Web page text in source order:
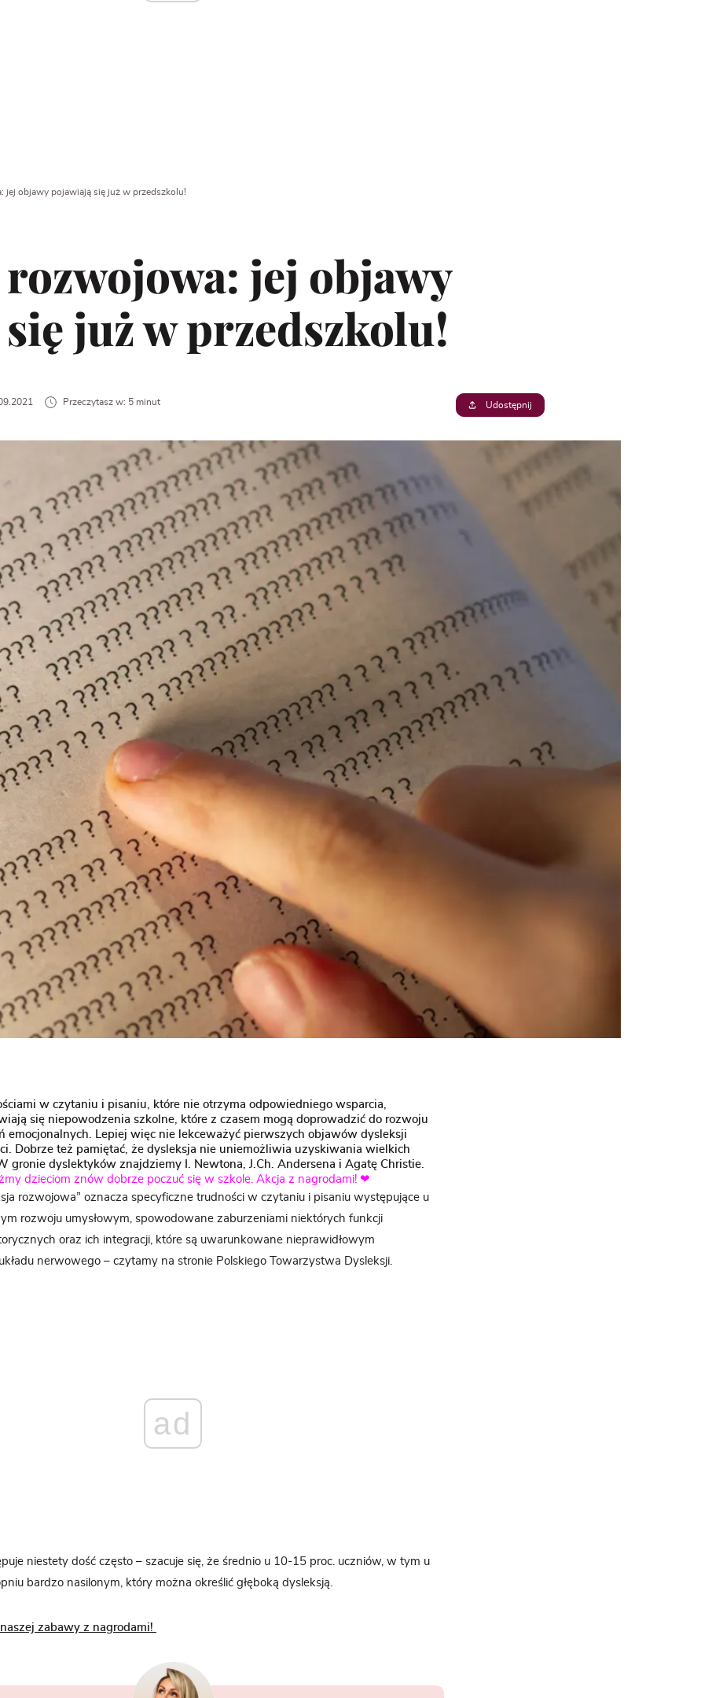
jej objawy pojawiają się już w przedszkolu!
jej objawy
już w przedszkolu!
Przeczytasz w: 5 minut Udostępnij
w czytaniu i pisaniu, które nie otrzyma odpowiedniego wsparcia,
się niepowodzenia szkolne, które z czasem mogą doprowadzić do rozwoju
emocjonalnych. Lepiej więc nie lekceważyć pierwszych objawów dysleksji
Dobrze też pamiętać, że dysleksja nie uniemożliwia uzyskiwania wielkich
gronie dyslektyków znajdziemy I. Newtona, J.Ch. Andersena i Agatę Christie.
dzieciom znów dobrze poczuć się w szkole. Akcja z nagrodami! ❤
rozwojowa” oznacza specyficzne trudności w czytaniu i pisaniu występujące u
rozwoju umysłowym, spowodowane zaburzeniami niektórych funkcji
oraz ich integracji, które są uwarunkowane nieprawidłowym
nerwowego – czytamy na stronie Polskiego Towarzystwa Dysleksji.
ad
niestety dość często – szacuje się, że średnio u 10-15 proc. uczniów, w tym u
bardzo nasilonym, który można określić głęboką dysleksją.
zabawy z nagrodami!